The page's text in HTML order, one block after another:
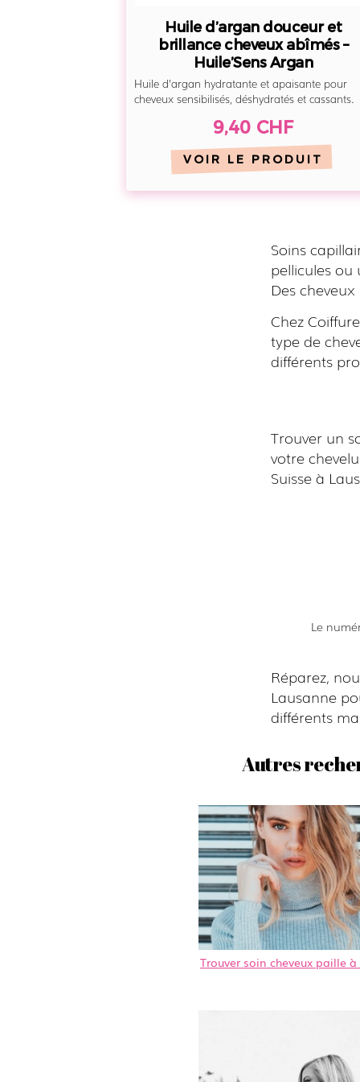
Huile d’argan douceur et
brillance cheveux abîmés –
Huile’Sens Argan
Huile d’argan hydratante et apaisante pour
cheveux sensibilisés, déshydratés et cassants.
9,40 CHF
VOIR LE PRODUIT
Soins
pellicules ou
Des
Chez
type de
différents
Trouver un
votre
Suisse à
Le
Réparez,
Lausanne
différents
Autres
Trouver soin cheveux paille